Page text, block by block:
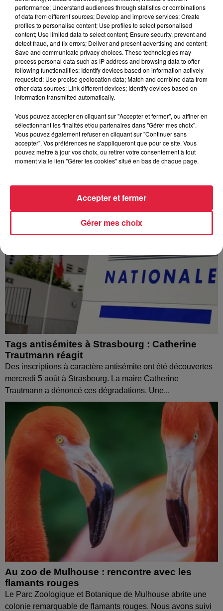
À Hoerdt, de l’eau brune sort des robinets
Depuis plusieurs jours, des habitants de Hoerdt ont vu de
l’eau brune s’écouler de leurs robinets. Face aux
nombreuses interrogations, la municipalité a pris...
Tags antisémites à Strasbourg : Catherine
Trautmann réagit
Des inscriptions à caractère antisémite ont été découvertes
mercredi 5 août à Strasbourg. La maire Catherine
Trautmann a dénoncé ces dégradations. Une...
Au zoo de Mulhouse : rencontre avec les
flamants rouges
Le Parc Zoologique et Botanique de Mulhouse abrite une
colonie remarquable de flamants rouges. Nous avons suivi
performance; Understand audiences through statistics or combinations
of data from different sources; Develop and improve services; Create
profiles to personalise content; Use profiles to select personalised
content; Use limited data to select content; Ensure security, prevent and
detect fraud, and fix errors; Deliver and present advertising and content;
Save and communicate privacy choices. These technologies may
process personal data such as IP address and browsing data to offer
following functionalities: Identify devices based on information actively
requested; Use precise geolocation data; Match and combine data from
other data sources; Link different devices; Identify devices based on
information transmitted automatically.
Vous pouvez accepter en cliquant sur "Accepter et fermer", ou affiner en
sélectionnant les finalités et/ou partenaires dans "Gérer mes choix".
Vous pouvez également refuser en cliquant sur "Continuer sans
accepter". Vos préférences ne s'appliqueront que pour ce site. Vous
pouvez mettre à jour vos choix, ou retirer votre consentement à tout
moment via le lien "Gérer les cookies" situé en bas de chaque page.
Gérer mes choix
Accepter et fermer